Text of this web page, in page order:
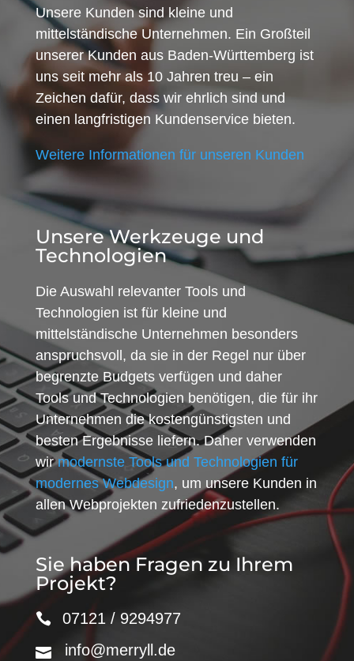
Unsere Kunden sind kleine und
mittelständische Unternehmen. Ein Großteil
unserer Kunden aus Baden-Württemberg ist
uns seit mehr als 10 Jahren treu – ein
Zeichen dafür, dass wir ehrlich sind und
einen langfristigen Kundenservice bieten.
Weitere Informationen für unseren Kunden
Unsere Werkzeuge und
Technologien
Die Auswahl relevanter Tools und
Technologien ist für kleine und
mittelständische Unternehmen besonders
anspruchsvoll, da sie in der Regel nur über
begrenzte Budgets verfügen und daher
Tools und Technologien benötigen, die für ihr
Unternehmen die kostengünstigsten und
besten Ergebnisse liefern. Daher verwenden
wirmodernste Tools und Technologien für
modernes Webdesign, um unsere Kunden in
allen Webprojekten zufriedenzustellen.
Sie haben Fragen zu Ihrem
Projekt?
07121 / 9294977
info@merryll.de